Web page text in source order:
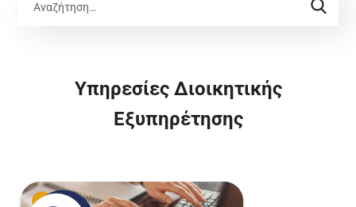
Υπηρεσίες Διοικητικής
Εξυπηρέτησης